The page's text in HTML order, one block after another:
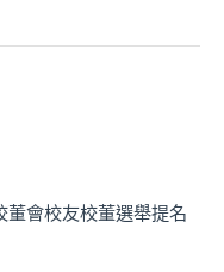
會校友校董選舉提名